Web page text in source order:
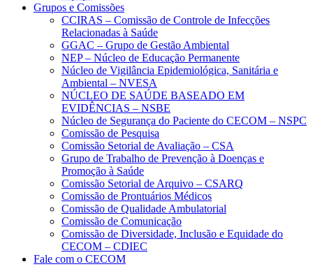
Grupos e Comissões
CCIRAS – Comissão de Controle de Infecções
Relacionadas à Saúde
GGAC – Grupo de Gestão Ambiental
NEP – Núcleo de Educação Permanente
Núcleo de Vigilância Epidemiológica, Sanitária e
Ambiental – NVESA
NÚCLEO DE SAÚDE BASEADO EM
EVIDÊNCIAS – NSBE
Núcleo de Segurança do Paciente do CECOM – NSPC
Comissão de Pesquisa
Comissão Setorial de Avaliação – CSA
Grupo de Trabalho de Prevenção à Doenças e
Promoção à Saúde
Comissão Setorial de Arquivo – CSARQ
Comissão de Prontuários Médicos
Comissão de Qualidade Ambulatorial
Comissão de Comunicação
Comissão de Diversidade, Inclusão e Equidade do
CECOM – CDIEC
Fale com o CECOM